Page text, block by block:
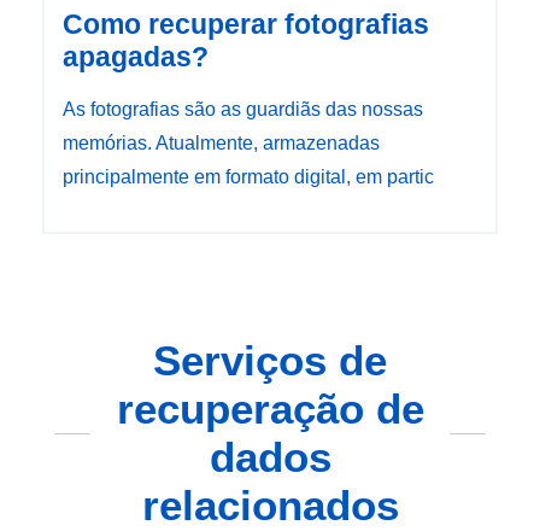
Como recuperar fotografias
apagadas?
As fotografias são as guardiãs das nossas
memórias. Atualmente, armazenadas
principalmente em formato digital, em partic
Serviços de
recuperação de
dados
relacionados